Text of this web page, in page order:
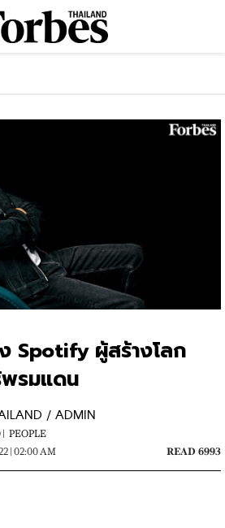
Spotify ผู้สร้างโลก
พรมแดน
/ ADMIN
| PEOPLE
| 02:00 AM
READ 6993